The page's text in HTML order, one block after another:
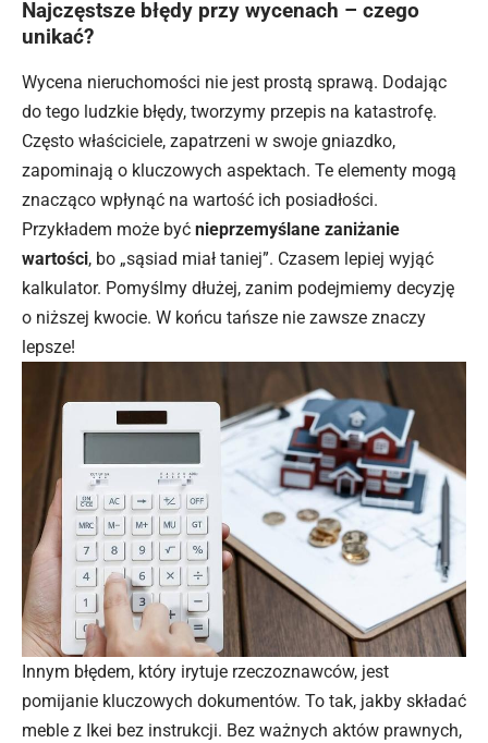
Najczęstsze błędy przy wycenach – czego
unikać?
Wycena nieruchomości nie jest prostą sprawą. Dodając
do tego ludzkie błędy, tworzymy przepis na katastrofę.
Często właściciele, zapatrzeni w swoje gniazdko,
zapominają o kluczowych aspektach. Te elementy mogą
znacząco wpłynąć na wartość ich posiadłości.
Przykładem może być nieprzemyślane zaniżanie
wartości, bo „sąsiad miał taniej”. Czasem lepiej wyjąć
kalkulator. Pomyślmy dłużej, zanim podejmiemy decyzję
o niższej kwocie. W końcu tańsze nie zawsze znaczy
lepsze!
Innym błędem, który irytuje rzeczoznawców, jest
pomijanie kluczowych dokumentów. To tak, jakby składać
meble z Ikei bez instrukcji. Bez ważnych aktów prawnych,